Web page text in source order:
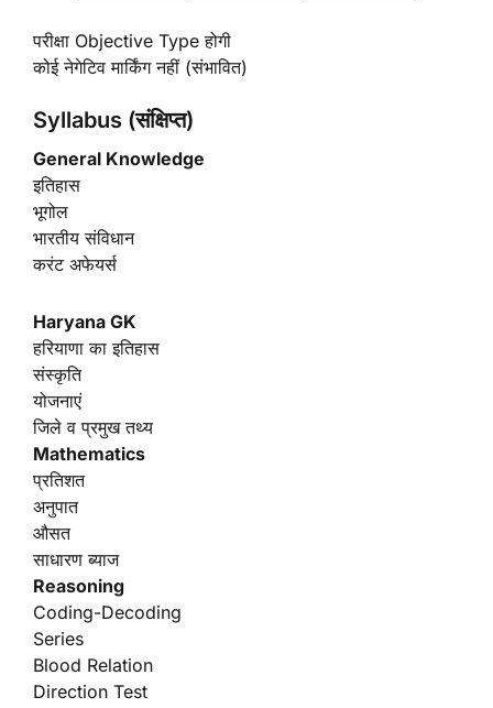
परीक्षा Objective Type होगी
कोई नेगेटिव मार्किंग नहीं (संभावित)
Syllabus (संक्षिप्त)
General Knowledge
इतिहास
भूगोल
भारतीय संविधान
करंट अफेयर्स
Haryana GK
हरियाणा का इतिहास
संस्कृति
योजनाएं
जिले व प्रमुख तथ्य
Mathematics
प्रतिशत
अनुपात
औसत
साधारण ब्याज
Reasoning
Coding-Decoding
Series
Blood Relation
Direction Test